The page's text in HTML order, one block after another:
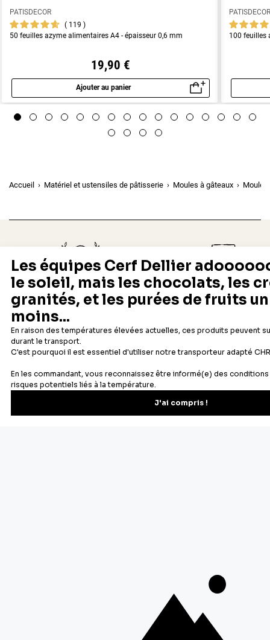
PATISDECOR
119
50 feuilles azyme alimentaires A4 - épaisseur 0,6 mm
19,90 €
Ajouter au panier
Aperçu rapide
100 feuilles
Accueil Matériel et ustensiles de pâtisserie Moules à gâteaux Moules
Depuis 1932
Fabricant français reconnu
Livraison rapide 24/48h
Offerte dès 69 € en point
Newsletter
Recevez les recettes, astuces et offres spéciales.